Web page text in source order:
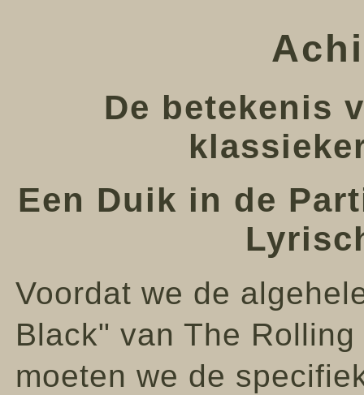
De betekenis
Een Duik in de
Voordat we de
Black" van The
moeten we de